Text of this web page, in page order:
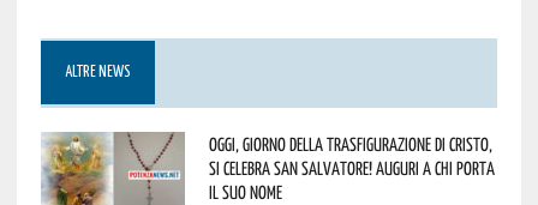
ALTRE NEWS
Oggi, giorno della Trasfigurazione di Cristo,
si celebra San Salvatore! Auguri a chi porta
il suo nome